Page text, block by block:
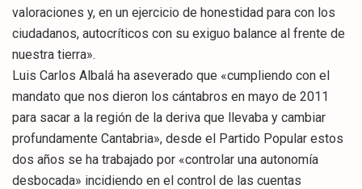
valoraciones y, en un ejercicio de honestidad para con los
ciudadanos, autocríticos con su exiguo balance al frente de
nuestra tierra».
Luis Carlos Albalá ha aseverado que «cumpliendo con el
mandato que nos dieron los cántabros en mayo de 2011
para sacar a la región de la deriva que llevaba y cambiar
profundamente Cantabria», desde el Partido Popular estos
dos años se ha trabajado por «controlar una autonomía
desbocada» incidiendo en el control de las cuentas